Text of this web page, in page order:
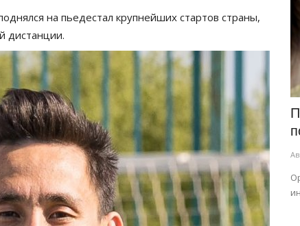
на пьедестал крупнейших стартов страны,
дистанции.
днём в
В Павлодаре воспели творческое
наследие Абая
Авг 7, 2026 0 76
Литературно-музыкальное мероприятие «Абай. Ұлы
дала үні» организовали в музее «Ertis».